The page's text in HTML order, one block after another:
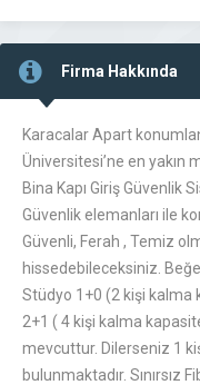
Firma Hakkında
Karacalar Apart
Üniversitesi’ne en yakın
Bina Kapı Giriş Güvenlik
Güvenlik elemanları ile
Güvenli, Ferah , Temiz
hissedebileceksiniz.
Stüdyo 1+0 (2 kişi kalma
2+1 ( 4 kişi kalma
mevcuttur. Dilerseniz 1
bulunmaktadır. Sınırsız